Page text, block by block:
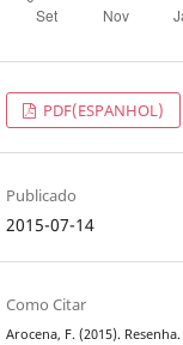
PDF(ESPANHOL)
Publicado
2015-07-14
Como Citar
Arocena, F. (2015). Resenha.